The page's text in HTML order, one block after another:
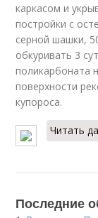
каркасом и
постройки с
серной шашки,
обкуривать 3
поликарбоната
поверхности
купороса.
Читать
Последние